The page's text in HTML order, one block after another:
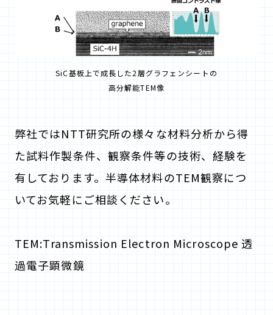
SiC基板上で成長した2層グラフェンシートの
高分解能TEM像
弊社ではNTT研究所の様々な材料分析から得
た試料作製条件、観察条件等の技術、経験を
有しております。半導体材料のTEM観察につ
いてお気軽にご相談ください。
TEM:Transmission Electron Microscope 透
過電子顕微鏡